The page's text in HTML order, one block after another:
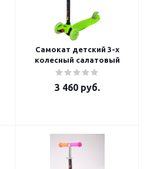
Самокат детский 3-х
колесный салатовый
3 460 руб.